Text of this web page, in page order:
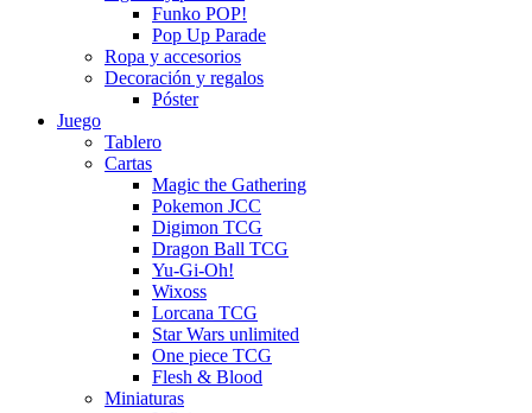
Funko POP!
Pop Up Parade
Ropa y accesorios
Decoración y regalos
Póster
Juego
Tablero
Cartas
Magic the Gathering
Pokemon JCC
Digimon TCG
Dragon Ball TCG
Yu-Gi-Oh!
Wixoss
Lorcana TCG
Star Wars unlimited
One piece TCG
Flesh & Blood
Miniaturas